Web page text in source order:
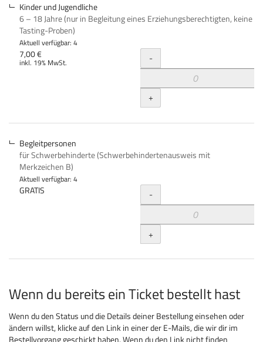
Kinder und Jugendliche
6 – 18 Jahre (nur in Begleitung eines Erziehungsberechtigten, keine
Tasting-Proben)
Aktuell verfügbar: 4
7,00 €
inkl. 19% MwSt. Menge
-
+
Begleitpersonen
für Schwerbehinderte (Schwerbehindertenausweis mit
Merkzeichen B)
Aktuell verfügbar: 4
GRATIS Menge
-
+
Wenn du bereits ein Ticket bestellt hast
Wenn du den Status und die Details deiner Bestellung einsehen oder
ändern willst, klicke auf den Link in einer der E-Mails, die wir dir im